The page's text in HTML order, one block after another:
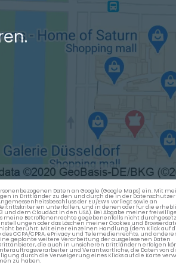
Daten an Google (Google Maps) ein. Mit
in Drittländer zu den und durch die in der
der EU/EWR vorliegt sowie an
unterfallen, und in denen oder für die
und dem CloudAct in den USA). Bei Abgabe meiner
meine Betroffenenrechte gegebenenfalls nicht
oder das Löschen meiner Cookies und
berührt. Mit einer einzelnen Handlung (dem Klick auf
CCPA/CPRA, ePrivacy und Telemedienrechts, und
geplante weitere Verarbeitung der ausgelesenen Daten
die auch in unsicheren Drittländern erfolgen
und Verantwortliche, die Daten von
durch die Verweigerung eines Klicks auf die Karte
zu haben.